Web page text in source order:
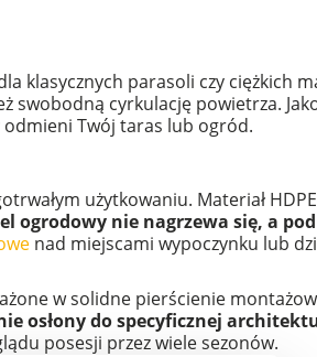
klasycznych parasoli czy ciężkich
swobodną cyrkulację powietrza.
odmieni Twój taras lub ogród.
użytkowaniu. Materiał
ogrodowy nie nagrzewa się, a
nad miejscami wypoczynku lub
w solidne pierścienie
osłony do specyficznej
posesji przez wiele sezonów.